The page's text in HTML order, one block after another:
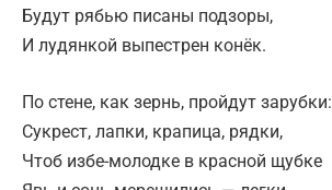
Будут рябью писаны подзоры,
И лудянкой выпестрен конёк.
По стене, как зернь, пройдут зарубки:
Сукрест, лапки, крапица, рядки,
Чтоб избе-молодке в красной щубке